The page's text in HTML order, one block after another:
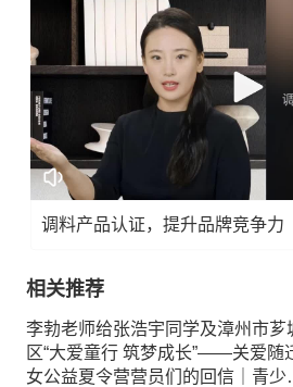
调料产品认证，提升品牌竞争力
相关推荐
李勃老师给张浩宇同学及漳州市芗
区“大爱童行 筑梦成长”——关爱随
女公益夏令营营员们的回信｜青少